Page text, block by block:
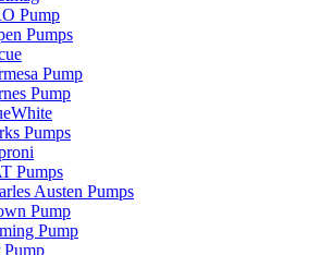
Pump
Pumps
Pump
Pump
Pumps
Pumps
Austen Pumps
Pump
Pump